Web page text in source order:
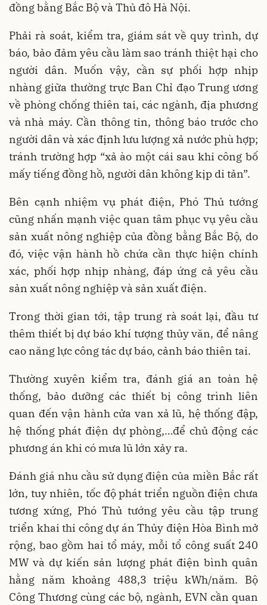
đồng bằng Bắc Bộ và Thủ đô Hà Nội.
Phải rà soát, kiểm tra, giám sát về quy trình, dự
báo, bảo đảm yêu cầu làm sao tránh thiệt hại cho
người dân. Muốn vậy, cần sự phối hợp nhịp
nhàng giữa thường trực Ban Chỉ đạo Trung ương
về phòng chống thiên tai, các ngành, địa phương
và nhà máy. Cần thông tin, thông báo trước cho
người dân và xác định lưu lượng xả nước phù hợp;
tránh trường hợp “xả ào một cái sau khi công bố
mấy tiếng đồng hồ, người dân không kịp di tản”.
Bên cạnh nhiệm vụ phát điện, Phó Thủ tướng
cũng nhấn mạnh việc quan tâm phục vụ yêu cầu
sản xuất nông nghiệp của đồng bằng Bắc Bộ, do
đó, việc vận hành hồ chứa cần thực hiện chính
xác, phối hợp nhịp nhàng, đáp ứng cả yêu cầu
sản xuất nông nghiệp và sản xuất điện.
Trong thời gian tới, tập trung rà soát lại, đầu tư
thêm thiết bị dự báo khí tượng thủy văn, để nâng
cao năng lực công tác dự báo, cảnh báo thiên tai.
Thường xuyên kiểm tra, đánh giá an toàn hệ
thống, bảo dưỡng các thiết bị công trình liên
quan đến vận hành cửa van xả lũ, hệ thống đập,
hệ thống phát điện dự phòng,…để chủ động các
phương án khi có mưa lũ lớn xảy ra.
Đánh giá nhu cầu sử dụng điện của miền Bắc rất
lớn, tuy nhiên, tốc độ phát triển nguồn điện chưa
tương xứng, Phó Thủ tướng yêu cầu tập trung
triển khai thi công dự án Thủy điện Hòa Bình mở
rộng, bao gồm hai tổ máy, mỗi tổ công suất 240
MW và dự kiến sản lượng phát điện bình quân
hằng năm khoảng 488,3 triệu kWh/năm. Bộ
Công Thương cùng các bộ, ngành, EVN cần quan